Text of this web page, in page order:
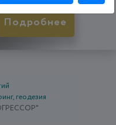
Подробнее
геодезия